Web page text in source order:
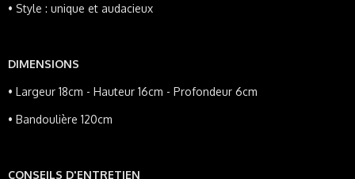
• Style : unique et audacieux
DIMENSIONS
• Largeur 18cm - Hauteur 16cm - Profondeur 6cm
• Bandoulière 120cm
CONSEILS D'ENTRETIEN